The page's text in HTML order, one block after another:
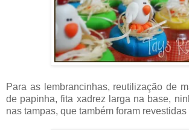
Para as lembrancinhas, reutilização de
de papinha, fita xadrez larga na base,
nas tampas, que também foram